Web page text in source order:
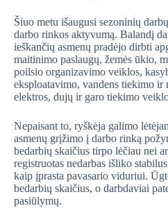
Šiuo metu išaugusi sezoninių
darbo rinkos aktyvumą. Balandį
ieškančių asmenų pradėjo dirbti
maitinimo paslaugų, žemės ūkio,
poilsio organizavimo veiklos,
eksploatavimo, vandens tiekimo ir
elektros, dujų ir garo tiekimo
Nepaisant to, ryškėja galimo
asmenų grįžimo į darbo rinką
bedarbių skaičius tirpo lėčiau nei
registruotas nedarbas išliko
kaip įprasta pavasario viduriui.
bedarbių skaičius, o darbdaviai
pasiūlymų.